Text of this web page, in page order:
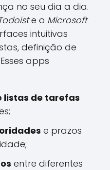
no seu dia a dia.
e o Microsoft
intuitivas
definição de
apps
listas de tarefas
e prazos
entre diferentes